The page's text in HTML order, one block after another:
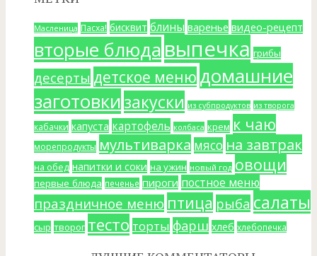
Масленица Пасха! бисквит блины варенье видео-рецепт
вторые блюдавыпечка грибы
десерты детское меню домашние
заготовкизакуски из субпродуктов из творога
кабачки капуста картофель колбаса крем к чаю
морепродукты мультиварка мясо на завтрак
на обед напитки и соки на ужин новый год овощи
первые блюда печенье пироги постное меню
праздничное меню птица рыба салаты
сыр творог тесто торты фарш хлеб хлебопечка